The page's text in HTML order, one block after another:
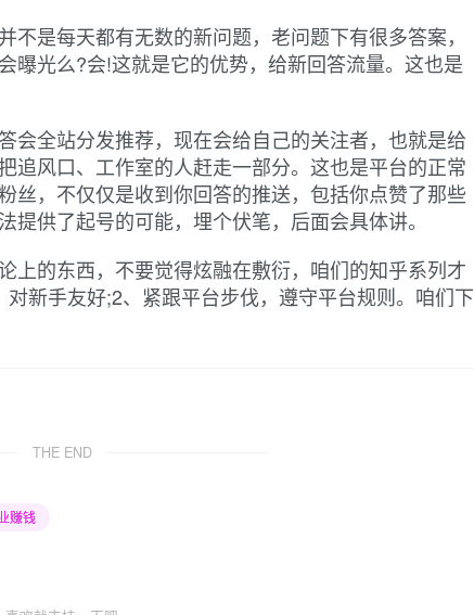
是每天都有无数的新问题，老问题下有很多答案，
曝光么?会!这就是它的优势，给新回答流量。这也是
会全站分发推荐，现在会给自己的关注者，也就是给
追风口、工作室的人赶走一部分。这也是平台的正常
丝，不仅仅是收到你回答的推送，包括你点赞了那些
供了起号的可能，埋个伏笔，后面会具体讲。
上的东西，不要觉得炫融在敷衍，咱们的知乎系列才
新手友好;2、紧跟平台步伐，遵守平台规则。咱们下
THE END
赚钱